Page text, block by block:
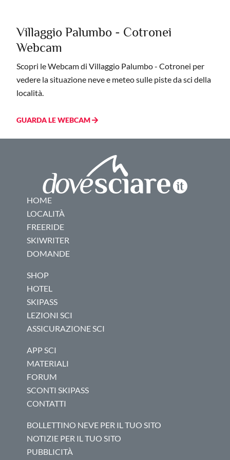
Villaggio Palumbo - Cotronei
Webcam
Scopri le Webcam di Villaggio Palumbo - Cotronei per
vedere la situazione neve e meteo sulle piste da sci della
località.
GUARDA LE WEBCAM
HOME
LOCALITÀ
FREERIDE
SKIWRITER
DOMANDE
SHOP
HOTEL
SKIPASS
LEZIONI SCI
ASSICURAZIONE SCI
APP SCI
MATERIALI
FORUM
SCONTI SKIPASS
CONTATTI
BOLLETTINO NEVE PER IL TUO SITO
NOTIZIE PER IL TUO SITO
PUBBLICITÀ